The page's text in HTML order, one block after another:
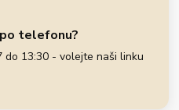
po telefonu?
13:30 - volejte naši linku